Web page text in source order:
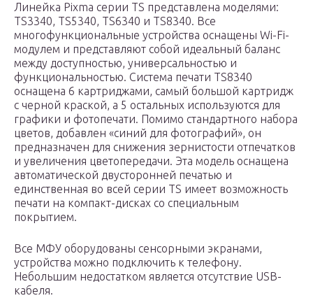
Линейка Pixma серии TS представлена моделями:
TS3340, TS5340, TS6340 и TS8340. Все
многофункциональные устройства оснащены Wi-Fi-
модулем и представляют собой идеальный баланс
между доступностью, универсальностью и
функциональностью. Система печати TS8340
оснащена 6 картриджами, самый большой картридж
с черной краской, а 5 остальных используются для
графики и фотопечати. Помимо стандартного набора
цветов, добавлен «синий для фотографий», он
предназначен для снижения зернистости отпечатков
и увеличения цветопередачи. Эта модель оснащена
автоматической двусторонней печатью и
единственная во всей серии TS имеет возможность
печати на компакт-дисках со специальным
покрытием.
Все МФУ оборудованы сенсорными экранами,
устройства можно подключить к телефону.
Небольшим недостатком является отсутствие USB-
кабеля.